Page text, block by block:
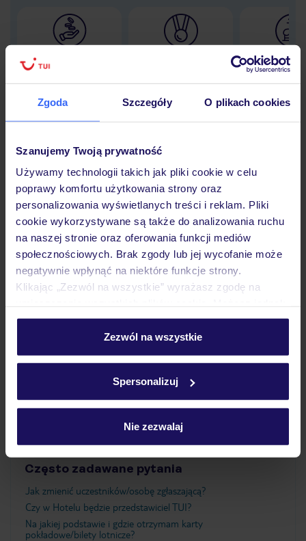
Zgoda Szczegóły O plikach cookies
Szanujemy Twoją prywatność
Używamy technologii takich jak pliki cookie w celu
poprawy komfortu użytkowania strony oraz
personalizowania wyświetlanych treści i reklam. Pliki
cookie wykorzystywane są także do analizowania ruchu
na naszej stronie oraz oferowania funkcji mediów
społecznościowych. Brak zgody lub jej wycofanie może
negatywnie wpłynąć na niektóre funkcje strony.
Klikając „Zezwól na wszystkie” wyrażasz zgodę na
personalizować swój wybór wchodząc w zakładkę
Szczegółowe informacje o plikach cookie znajdziesz
Zezwól na wszystkie
Spersonalizuj
Nie zezwalaj
30 lat w
Hotel
Opinie
Pokoje
Atrakcje
Ważne informacje
Często zadawane pytania
Jak zmienić uczestników/osobę zgłaszającą?
Czy w Hotelu będzie przedstawiciel TUI?
Na jakiej podstawie i gdzie otrzymam karty
pokładowe/bilety lotnicze?